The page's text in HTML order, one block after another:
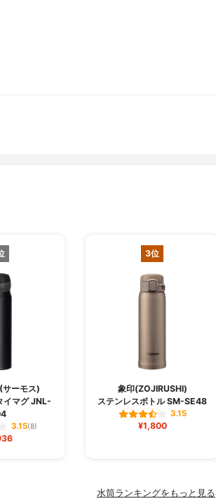
ーモス)
イマグ JNL-
3.15(8)
3位
象印(ZOJIRUSHI)
ステンレスボトル SM-SE48
3.15
¥1,800
水筒ランキングをもっと見る